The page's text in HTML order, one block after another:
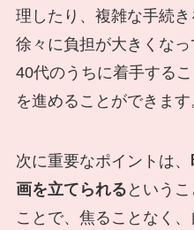
理したり、複雑な手続
徐々に負担が大きくな
40代のうちに着手する
を進めることができます
次に重要なポイントは、
画を立てられる という
ことで、焦ることなく